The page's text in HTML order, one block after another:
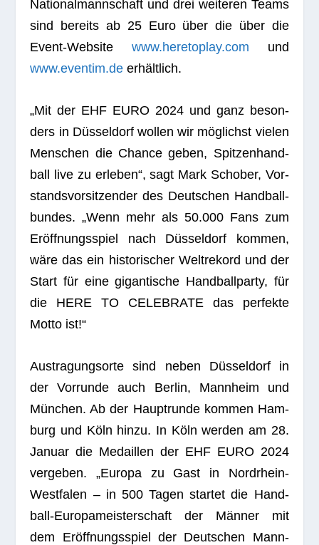
Natio­nal­mann­schaft und drei wei­te­ren Teams
sind bereits ab 25 Euro über die über die
Event-Web­site www.heretoplay.com und
www.eventim.de erhältlich.
„Mit der EHF EURO 2024 und ganz beson­
ders in Düs­sel­dorf wol­len wir mög­lichst vie­len
Men­schen die Chance geben, Spit­zen­hand­
ball live zu erle­ben“, sagt Mark Scho­ber, Vor­
stands­vor­sit­zen­der des Deut­schen Hand­ball­
bun­des. „Wenn mehr als 50.000 Fans zum
Eröff­nungs­spiel nach Düs­sel­dorf kom­men,
wäre das ein his­to­ri­scher Welt­re­kord und der
Start für eine gigan­ti­sche Hand­ball­party, für
die HERE TO CELEBRATE das per­fekte
Motto ist!“
Aus­tra­gungs­orte sind neben Düs­sel­dorf in
der Vor­runde auch Ber­lin, Mann­heim und
Mün­chen. Ab der Haupt­runde kom­men Ham­
burg und Köln hinzu. In Köln wer­den am 28.
Januar die Medail­len der EHF EURO 2024
ver­ge­ben. „Europa zu Gast in Nord­rhein-
West­fa­len – in 500 Tagen star­tet die Hand­
ball-Euro­pa­meis­ter­schaft der Män­ner mit
dem Eröff­nungs­spiel der Deut­schen Mann­